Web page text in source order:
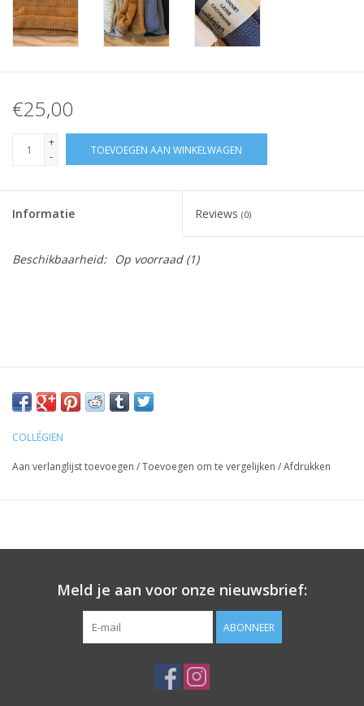
€25,00
+
-
TOEVOEGEN AAN WINKELWAGEN
Informatie Reviews (0)
Beschikbaarheid: Op voorraad(1)
COLLÉGIEN
Aan verlanglijst toevoegen /Toevoegen om te vergelijken /Afdrukken
Meld je aan voor onze nieuwsbrief:
ABONNEER